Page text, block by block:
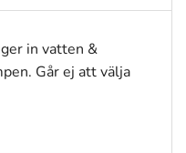
in vatten &
Går ej att välja